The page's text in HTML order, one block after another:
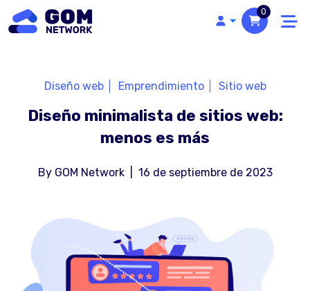
0
Diseño minimalista de sitios web:
menos es más
Diseño web Emprendimiento Sitio web
By GOM Network 16 de septiembre de 2023